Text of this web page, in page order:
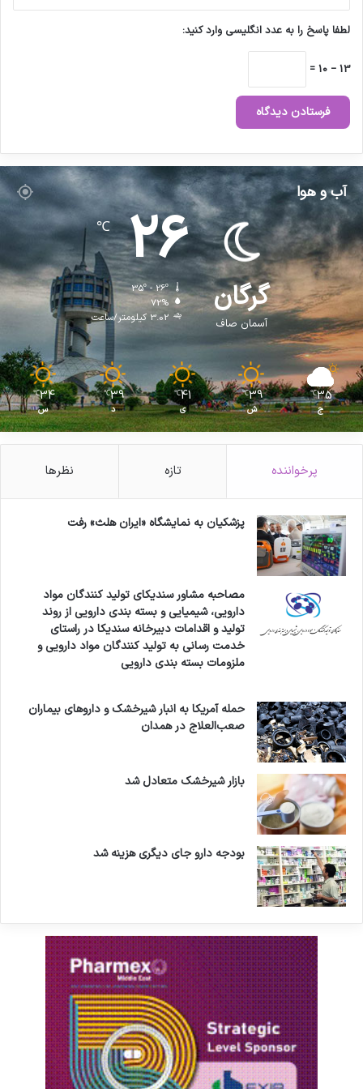
ر
ه
ر
م
و
ی
س
ل
م
ی
ر
ا
ن
لطفا پاسخ را به عدد انگلیسی وارد کنید:
13 − 10 =
آب و هوا
گرگان
آسمان صاف
26
℃
35º - 26º
72%
3.02 کیلومتر/ساعت
35
℃
ج
39
℃
ش
41
℃
ی
39
℃
د
34
℃
س
پرخواننده تازه نظرها
پزشکیان به نمایشگاه «ایران هلث» رفت
مصاحبه مشاور سندیکای تولید کنندگان مواد
دارویی، شیمیایی و بسته بندی دارویی از روند
تولید و اقدامات دبیرخانه سندیکا در راستای
خدمت رسانی به تولید کنندگان مواد دارویی و
ملزومات بسته بندی دارویی
حمله آمریکا به انبار شیرخشک و داروهای بیماران
صعب‌العلاج در همدان
بازار شیرخشک متعادل شد
بودجه دارو جای دیگری هزینه شد